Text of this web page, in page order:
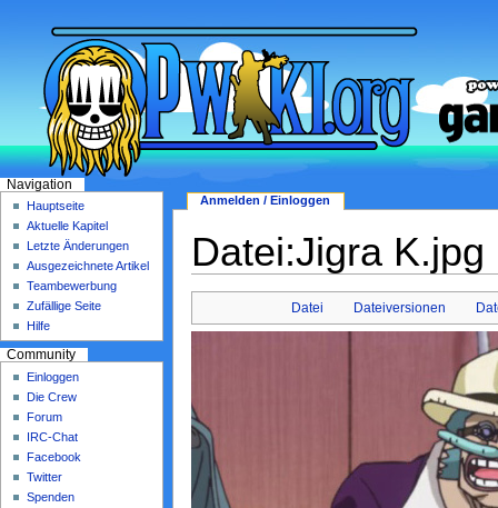
Datei:Jigra K.jpg
Datei Dateiversionen
Anmelden / Einloggen
Navigation
Hauptseite
Aktuelle Kapitel
Letzte Änderungen
Ausgezeichnete Artikel
Teambewerbung
Zufällige Seite
Hilfe
Community
Einloggen
Die Crew
Forum
IRC-Chat
Facebook
Twitter
Spenden